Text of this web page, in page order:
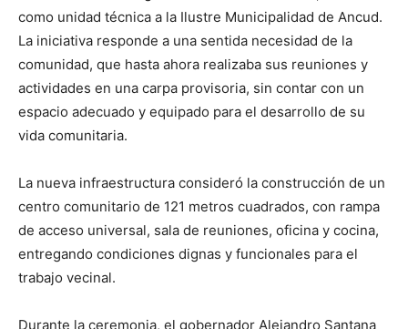
como unidad técnica a la Ilustre Municipalidad de Ancud.
La iniciativa responde a una sentida necesidad de la
comunidad, que hasta ahora realizaba sus reuniones y
actividades en una carpa provisoria, sin contar con un
espacio adecuado y equipado para el desarrollo de su
vida comunitaria.
La nueva infraestructura consideró la construcción de un
centro comunitario de 121 metros cuadrados, con rampa
de acceso universal, sala de reuniones, oficina y cocina,
entregando condiciones dignas y funcionales para el
trabajo vecinal.
Durante la ceremonia, el gobernador Alejandro Santana